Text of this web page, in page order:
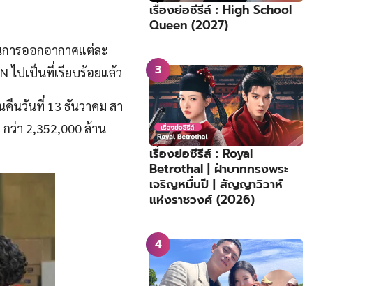
ารออกอากาศแต่ละ
ไปเป็นที่เรียบร้อยแล้ว
คืนวันที่ 13 ธันวาคม สา
ว่า 2,352,000 ล้าน
เรื่องย่อซีรีส์ : High School
Queen (2027)
เรื่องย่อซีรีส์ : Royal
Betrothal | ฝ่าบาททรงพระ
เจริญหมื่นปี | สัญญาวิวาห์
แห่งราชวงศ์ (2026)